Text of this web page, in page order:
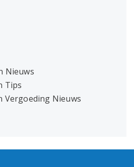
Nieuws
Tips
Vergoeding Nieuws